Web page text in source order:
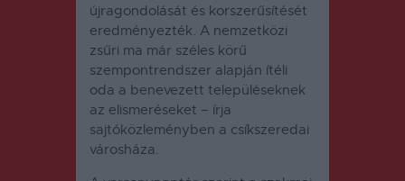
újragondolását és korszerűsítését
eredményezték. A nemzetközi
zsűri ma már széles körű
szempontrendszer alapján ítéli
oda a benevezett településeknek
az elismeréseket – írja
sajtóközleményben a csíkszeredai
városháza.